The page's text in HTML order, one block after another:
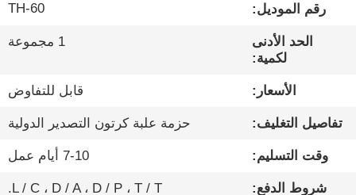
معلومات
في
المعمل
رقم الموديل: TH-60
الحد الأدنى
لكمية:
1 مجموعة
الأسعار: قابل للتفاوض
تفاصيل التغليف: حزمة علبة كرتون التصدير الدولية
وقت التسليم: 7-10 أيام عمل
شروط الدفع: L / C ، D / A ، D / P ، T / T.